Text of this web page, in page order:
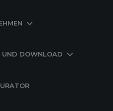
UND DOWNLOAD